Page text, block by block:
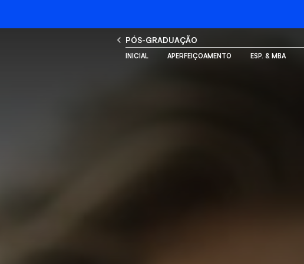
PÓS-GRADUAÇÃO
INICIAL APERFEIÇOAMENTO ESP. & MBA